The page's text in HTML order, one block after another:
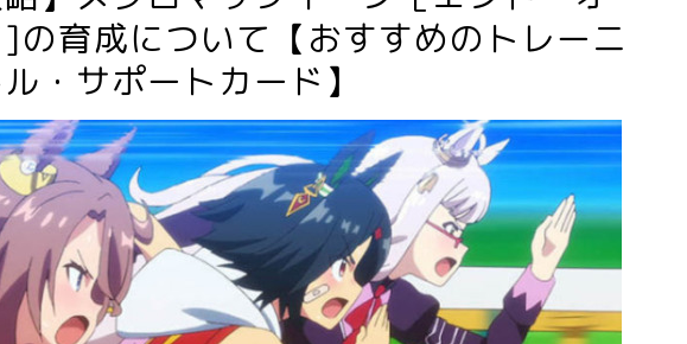
の育成について【おすすめのトレーニ
・サポートカード】